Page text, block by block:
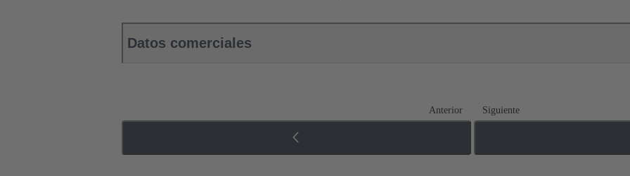
Datos comerciales
Anterior Siguiente